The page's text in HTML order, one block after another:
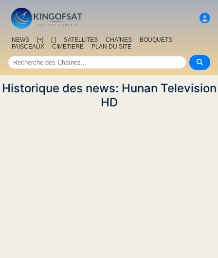
NEWS [+] [-] SATELLITES CHAîNES
BOUQUETS
FAISCEAUX
CIMETIERE PLAN DU SITE
Historique des news: Hunan Television
HD